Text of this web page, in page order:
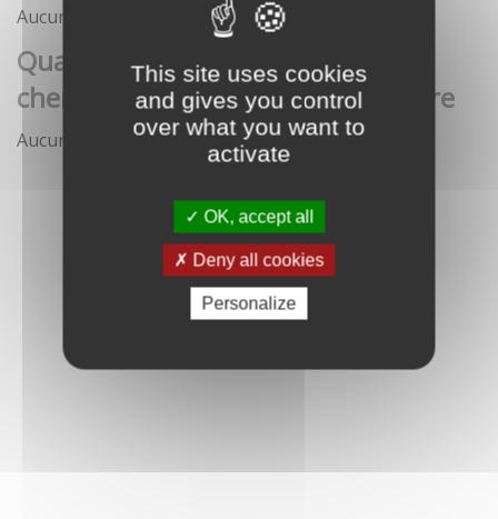
This site uses cookies
and gives you control
over what you want to
activate
OK, accept all
Deny all cookies
Personalize
Aucune démarche pour le moment
Qualification des enseignants-
chercheurs en écoles d'architecture
Aucune démarche pour le moment